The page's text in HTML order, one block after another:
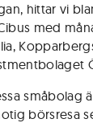
hittar vi
med
småbolag
börsresa